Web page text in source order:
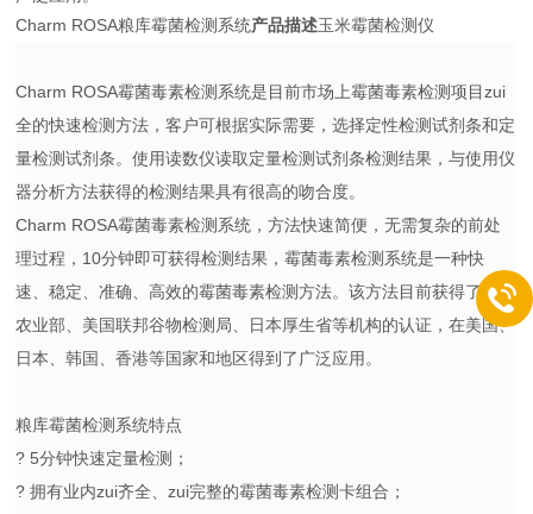
Charm ROSA粮库霉菌检测系统产品描述玉米霉菌检测仪
Charm ROSA霉菌毒素检测系统是目前市场上霉菌毒素检测项目zui
全的快速检测方法，客户可根据实际需要，选择定性检测试剂条和定
量检测试剂条。使用读数仪读取定量检测试剂条检测结果，与使用仪
器分析方法获得的检测结果具有很高的吻合度。
Charm ROSA霉菌毒素检测系统，方法快速简便，无需复杂的前处
理过程，10分钟即可获得检测结果，霉菌毒素检测系统是一种快
速、稳定、准确、高效的霉菌毒素检测方法。该方法目前获得了美国
农业部、美国联邦谷物检测局、日本厚生省等机构的认证，在美国、
日本、韩国、香港等国家和地区得到了广泛应用。
粮库霉菌检测系统特点
? 5分钟快速定量检测；
? 拥有业内zui齐全、zui完整的霉菌毒素检测卡组合；